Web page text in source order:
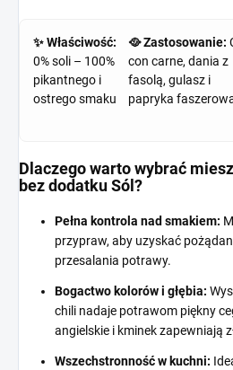
✨ Właściwość:
0% soli – 100%
pikantnego i
ostrego smaku
🥘 Zastosowanie:
con carne, dania z
fasolą, gulasz i
papryka
Dlaczego warto wybrać
bez dodatku Sól?
Pełna kontrola nad smakiem:
przypraw, aby uzyskać
przesalania potrawy.
Bogactwo kolorów i głębia:
chili nadaje potrawom piękny
angielskie i kminek zapewniają
Wszechstronność w kuchni: